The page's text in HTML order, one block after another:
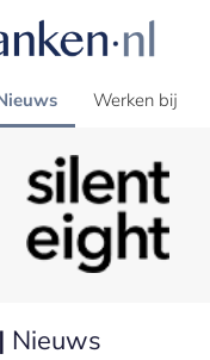
Werken bij
Nieuws